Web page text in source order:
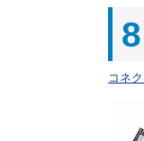
8
コネ